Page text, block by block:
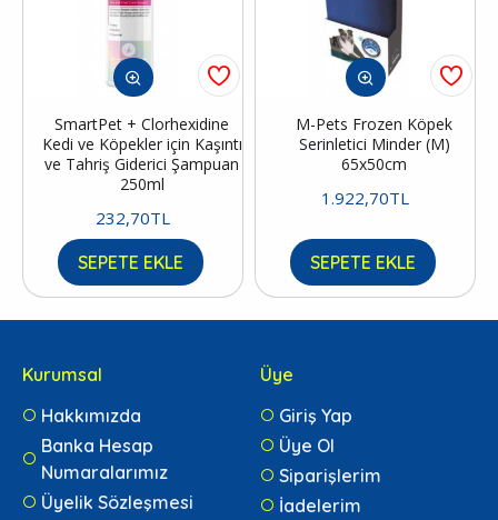
SmartPet + Clorhexidine
Kedi ve Köpekler için Kaşıntı
ve Tahriş Giderici Şampuan
250ml
232,70TL
SEPETE EKLE
M-Pets Frozen Köpek
Serinletici Minder (M)
65x50cm
1.922,70TL
SEPETE EKLE
Kurumsal
Hakkımızda
Banka Hesap
Numaralarımız
Üyelik Sözleşmesi
Üye
Giriş Yap
Üye Ol
Siparişlerim
İadelerim